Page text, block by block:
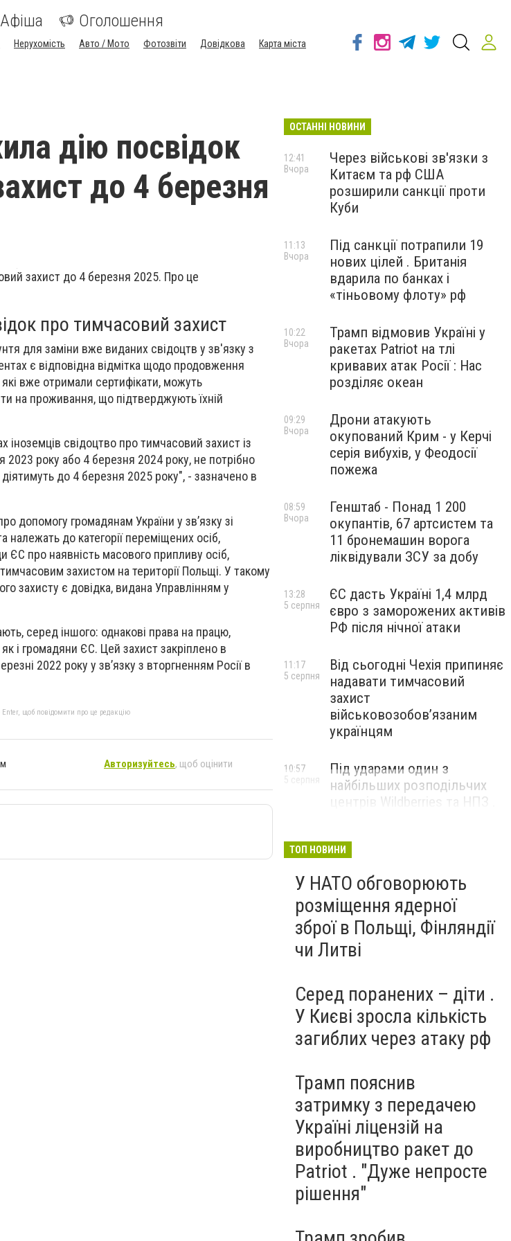
Афіша Оголошення
Нерухомість Авто / Мото Фотозвіти Довідкова
Карта міста
дію посвідок
до 4 березня
захист до 4 березня 2025. Про це
про тимчасовий захист
для заміни вже виданих свідоцтв у зв'язку з
є відповідна відмітка щодо продовження
які вже отримали сертифікати, можуть
на проживання, що підтверджують їхній
іноземців свідоцтво про тимчасовий захист із
2023 року або 4 березня 2024 року, не потрібно
до 4 березня 2025 року", - зазначено в
допомогу громадянам України у зв’язку зі
належать до категорії переміщених осіб,
ЄС про наявність масового припливу осіб,
захистом на території Польщі. У такому
захисту є довідка, видана Управлінням у
серед іншого: однакові права на працю,
і громадяни ЄС. Цей захист закріплено в
2022 року у зв’язку з вторгненням Росії в
щоб повідомити про це редакцію
Авторизуйтесь, щоб оцінити
ОСТАННІ НОВИНИ
Через військові зв'язки з
Китаєм та рф США
розширили санкції проти
Куби
12:41
Вчора
Під санкції потрапили 19
нових цілей . Британія
вдарила по банках і
«тіньовому флоту» рф
11:13
Вчора
Трамп відмовив Україні у
ракетах Patriot на тлі
кривавих атак Росії : Нас
розділяє океан
10:22
Вчора
Дрони атакують
окупований Крим - у Керчі
серія вибухів, у Феодосії
пожежа
09:29
Вчора
Генштаб - Понад 1 200
окупантів, 67 артсистем та
11 бронемашин ворога
ліквідували ЗСУ за добу
08:59
Вчора
ЄС дасть Україні 1,4 млрд
євро з заморожених активів
РФ після нічної атаки
13:28
5 серпня
Від сьогодні Чехія припиняє
надавати тимчасовий
захист
військовозобов’язаним
українцям
11:17
5 серпня
Під ударами один з
найбільших розподільчих
центрів Wildberries та НПЗ .
10:57
5 серпня
ТОП НОВИНИ
У НАТО обговорюють
розміщення ядерної
зброї в Польщі, Фінляндії
чи Литві
Серед поранених – діти .
У Києві зросла кількість
загиблих через атаку рф
Трамп пояснив
затримку з передачею
Україні ліцензій на
виробництво ракет до
Patriot . "Дуже непросте
рішення"